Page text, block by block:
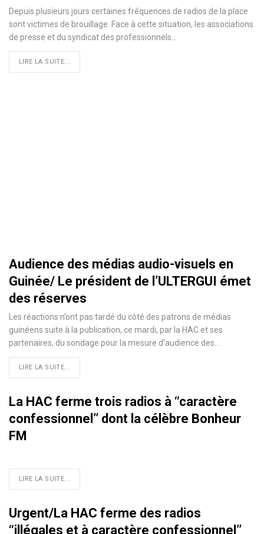
Depuis plusieurs jours certaines fréquences de radios de la place
sont victimes de brouillage. Face à cette situation, les associations
de presse et du syndicat des professionnels…
LIRE LA SUITE...
Audience des médias audio-visuels en
Guinée/ Le président de l’ULTERGUI émet
des réserves
Les réactions n’ont pas tardé du côté des patrons de médias
guinéens suite à la publication, ce mardi, par la HAC et ses
partenaires, du sondage pour la mesure d’audience des
LIRE LA SUITE...
La HAC ferme trois radios à ‘‘caractère
confessionnel’’ dont la célèbre Bonheur
FM
LIRE LA SUITE...
Urgent/La HAC ferme des radios
‘‘illégales et à caractère confessionnel’’